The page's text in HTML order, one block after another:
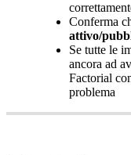
Conferma
attivo/
Se tutte le
ancora ad
Factorial
problema